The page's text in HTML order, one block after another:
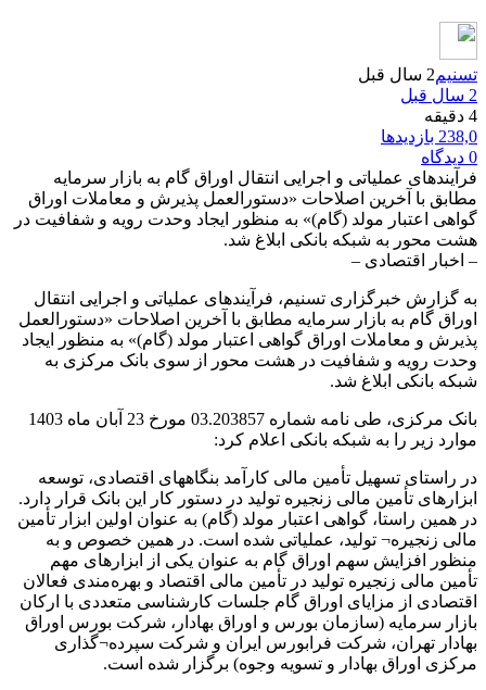
تسنیم2 سال قبل
2 سال قبل
4 دقیقه
238,0 بازدیدها
0 دیدگاه
فرآیندهای عملیاتی و اجرایی انتقال اوراق گام به بازار سرمایه
مطابق با آخرین اصلاحات «دستورالعمل پذیرش و معاملات اوراق
گواهی اعتبار مولد (گام)» به منظور ایجاد وحدت رویه و شفافیت در
هشت محور به شبکه بانکی ابلاغ شد.
– اخبار اقتصادی –
به گزارش خبرگزاری تسنیم، فرآیندهای عملیاتی و اجرایی انتقال
اوراق گام به بازار سرمایه مطابق با آخرین اصلاحات «دستورالعمل
پذیرش و معاملات اوراق گواهی اعتبار مولد (گام)» به منظور ایجاد
وحدت رویه و شفافیت در هشت محور از سوی بانک مرکزی به
شبکه بانکی ابلاغ شد.
بانک مرکزی، طی نامه شماره 203857‏.03 مورخ 23 آبان ماه 1403
موارد زیر را به شبکه بانکی اعلام کرد:
در راستای تسهیل تأمین مالی کارآمد بنگاههای اقتصادی، توسعه
ابزارهای تأمین مالی زنجیره‌ تولید در دستور کار این بانک قرار دارد.
در همین راستا، گواهی اعتبار مولد (گام) به عنوان اولین ابزار تأمین
مالی زنجیره¬ تولید، عملیاتی شده است. در همین خصوص و به
منظور افزایش سهم اوراق گام به عنوان یکی از ابزارهای مهم
تأمین مالی زنجیره تولید در تأمین مالی اقتصاد و بهره‌مندی فعالان
اقتصادی از مزایای اوراق گام جلسات کارشناسی متعددی با ارکان
بازار سرمایه (سازمان بورس و اوراق بهادار، شرکت بورس اوراق
بهادار تهران، شرکت فرابورس ایران و شرکت سپرده¬گذاری
مرکزی اوراق بهادار و تسویه وجوه) برگزار شده است.